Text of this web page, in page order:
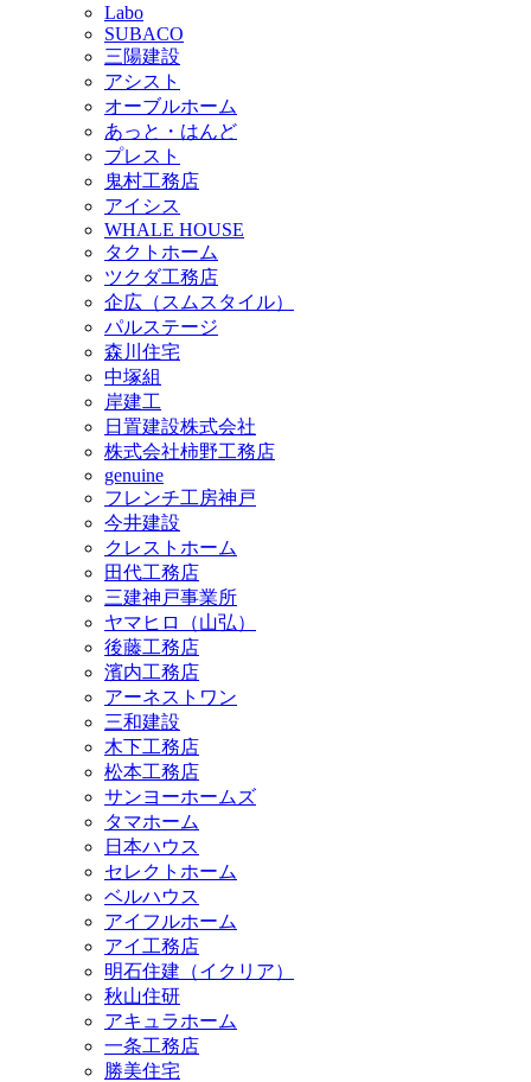
Labo
SUBACO
三陽建設
アシスト
オーブルホーム
あっと・はんど
プレスト
鬼村工務店
アイシス
WHALE HOUSE
タクトホーム
ツクダ工務店
企広（スムスタイル）
パルステージ
森川住宅
中塚組
岸建工
日置建設株式会社
株式会社柿野工務店
genuine
フレンチ工房神戸
今井建設
クレストホーム
田代工務店
三建神戸事業所
ヤマヒロ（山弘）
後藤工務店
濱内工務店
アーネストワン
三和建設
木下工務店
松本工務店
サンヨーホームズ
タマホーム
日本ハウス
セレクトホーム
ベルハウス
アイフルホーム
アイ工務店
明石住建（イクリア）
秋山住研
アキュラホーム
一条工務店
勝美住宅